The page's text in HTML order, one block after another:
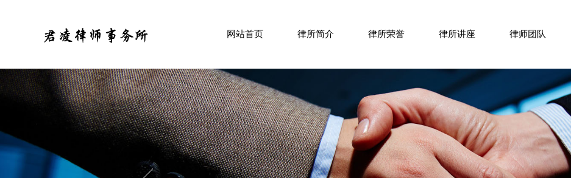
网站首页 律所简介 律所荣誉 律所讲座 律师团队